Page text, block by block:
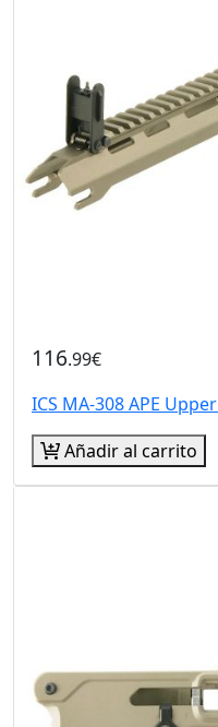
116.99€
ICS MA-308 APE
Añadir al carrito